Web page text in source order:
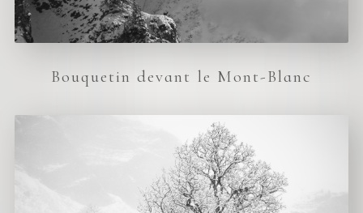
Bouquetin devant le Mont-Blanc